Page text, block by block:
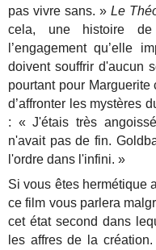
pas vivre sans. »Le
cela, une histoire
l’engagement qu’elle
doivent souffrir d'aucun
pourtant pour Marguerite
d’affronter les mystères
: « J'étais très
n'avait pas de fin.
l'ordre dans l'infini. »
Si vous êtes hermétique
ce film vous parlera
cet état second dans
les affres de la